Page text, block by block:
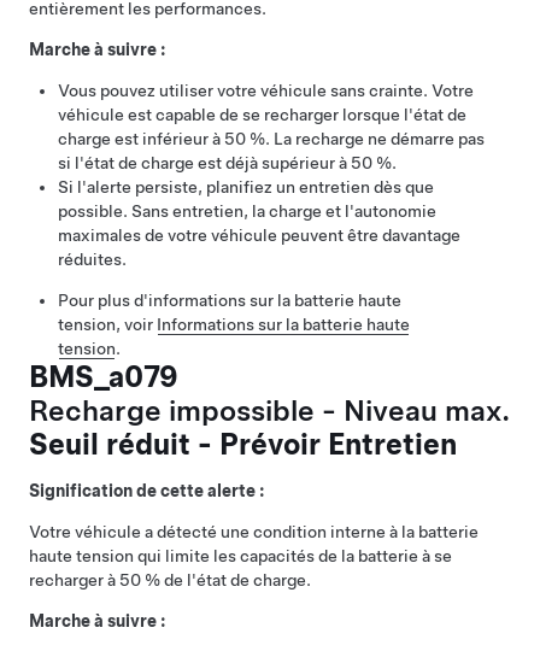
entièrement les performances.
Marche à suivre :
Vous pouvez utiliser votre véhicule sans crainte. Votre
véhicule est capable de se recharger lorsque l'état de
charge est inférieur à 50 %. La recharge ne démarre pas
si l'état de charge est déjà supérieur à 50 %.
Si l'alerte persiste, planifiez un entretien dès que
possible. Sans entretien, la charge et l'autonomie
maximales de votre véhicule peuvent être davantage
réduites.
Pour plus d'informations sur la batterie haute
tension, voir Informations sur la batterie haute
tension.
BMS_a079
Recharge impossible - Niveau max.
Seuil réduit - Prévoir Entretien
Signification de cette alerte :
Votre véhicule a détecté une condition interne à la batterie
haute tension qui limite les capacités de la batterie à se
recharger à 50 % de l'état de charge.
Marche à suivre :